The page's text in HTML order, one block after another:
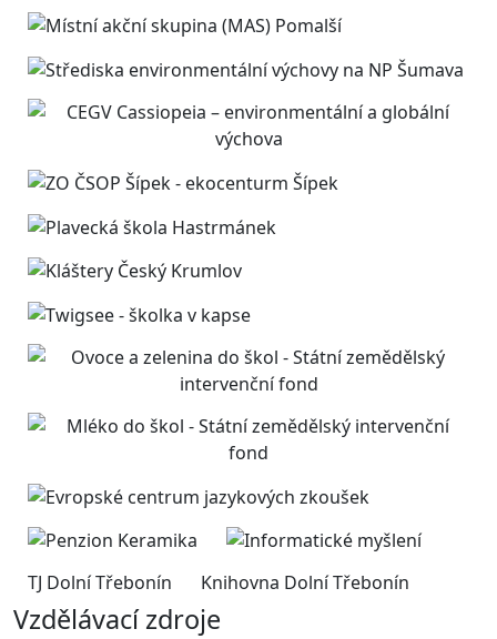
TJ Dolní Třebonín Knihovna Dolní Třebonín
Vzdělávací zdroje